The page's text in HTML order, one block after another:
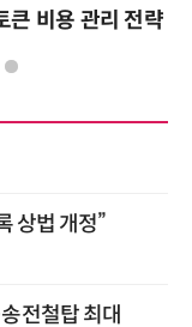
큰 비용 관리 전략
상법 개정”
전철탑 최대